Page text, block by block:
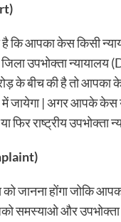
कि आपका केस किसी
उपभोक्ता
के बीच की है तो आपका
| अगर आपके केस
राष्ट्रीय
जानना होंगा जोकि
समस्याओ और उपभोक्ता